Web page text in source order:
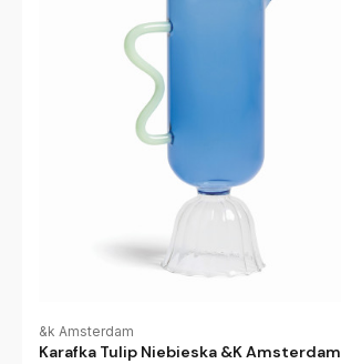
&k Amsterdam
Karafka Tulip Niebieska &K Amsterdam